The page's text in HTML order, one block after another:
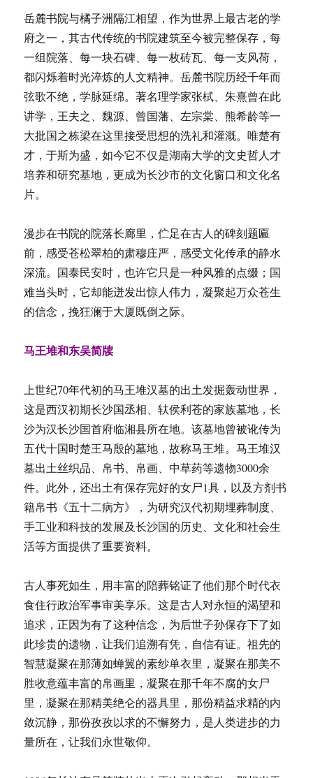
岳麓书院与橘子洲隔江相望，作为世界上最古老的学
府之一，其古代传统的书院建筑至今被完整保存，每
一组院落、每一块石碑、每一枚砖瓦、每一支风荷，
都闪烁着时光淬炼的人文精神。岳麓书院历经千年而
弦歌不绝，学脉延绵。著名理学家张栻、朱熹曾在此
讲学，王夫之、魏源、曾国藩、左宗棠、熊希龄等一
大批国之栋梁在这里接受思想的洗礼和灌溉。唯楚有
才，于斯为盛，如今它不仅是湖南大学的文史哲人才
培养和研究基地，更成为长沙市的文化窗口和文化名
片。
漫步在书院的院落长廊里，伫足在古人的碑刻题匾
前，感受苍松翠柏的肃穆庄严，感受文化传承的静水
深流。国泰民安时，也许它只是一种风雅的点缀；国
难当头时，它却能迸发出惊人伟力，凝聚起万众苍生
的信念，挽狂澜于大厦既倒之际。
马王堆和东吴简牍
上世纪70年代初的马王堆汉墓的出土发掘轰动世界，
这是西汉初期长沙国丞相、轪侯利苍的家族墓地，长
沙为汉长沙国首府临湘县所在地。该墓地曾被讹传为
五代十国时楚王马殷的墓地，故称马王堆。马王堆汉
墓出土丝织品、帛书、帛画、中草药等遗物3000余
件。此外，还出土有保存完好的女尸1具，以及方剂书
籍帛书《五十二病方》，为研究汉代初期埋葬制度、
手工业和科技的发展及长沙国的历史、文化和社会生
活等方面提供了重要资料。
古人事死如生，用丰富的陪葬铭证了他们那个时代衣
食住行政治军事审美享乐。这是古人对永恒的渴望和
追求，正因为有了这种信念，为后世子孙保存下了如
此珍贵的遗物，让我们追溯有凭，自信有证。祖先的
智慧凝聚在那薄如蝉翼的素纱单衣里，凝聚在那美不
胜收意蕴丰富的帛画里，凝聚在那千年不腐的女尸
里，凝聚在那精美绝仑的器具里，那份精益求精的内
敛沉静，那份孜孜以求的不懈努力，是人类进步的力
量所在，让我们永世敬仰。